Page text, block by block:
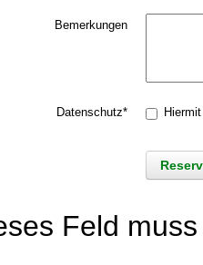
Bemerkungen
Datenschutz*
Feld